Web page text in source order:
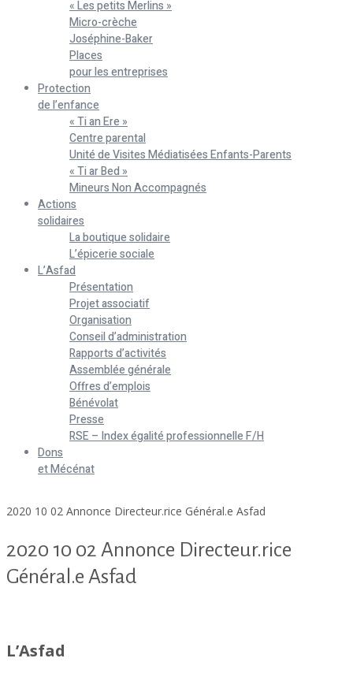
« Les petits Merlins »
Micro-crèche
Joséphine-Baker
Places
pour les entreprises
Protection
de l’enfance
« Ti an Ere »
Centre parental
Unité de Visites Médiatisées Enfants-Parents
« Ti ar Bed »
Mineurs Non Accompagnés
Actions
solidaires
La boutique solidaire
L’épicerie sociale
L’Asfad
Présentation
Projet associatif
Organisation
Conseil d’administration
Rapports d’activités
Assemblée générale
Offres d’emplois
Bénévolat
Presse
RSE – Index égalité professionnelle F/H
Dons
et Mécénat
2020 10 02 Annonce Directeur.rice Général.e Asfad
2020 10 02 Annonce Directeur.rice
Général.e Asfad
L’Asfad